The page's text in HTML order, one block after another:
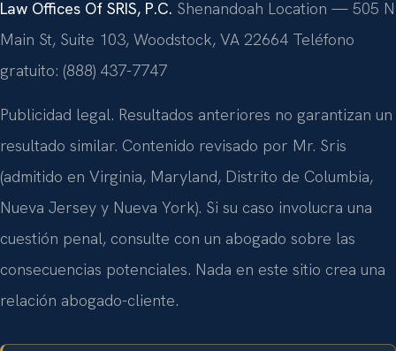
Law Offices Of SRIS, P.C. Shenandoah Location — 505 N
Main St, Suite 103, Woodstock, VA 22664 Teléfono
gratuito: (888) 437-7747
Publicidad legal. Resultados anteriores no garantizan un
resultado similar. Contenido revisado por Mr. Sris
(admitido en Virginia, Maryland, Distrito de Columbia,
Nueva Jersey y Nueva York). Si su caso involucra una
cuestión penal, consulte con un abogado sobre las
consecuencias potenciales. Nada en este sitio crea una
relación abogado-cliente.